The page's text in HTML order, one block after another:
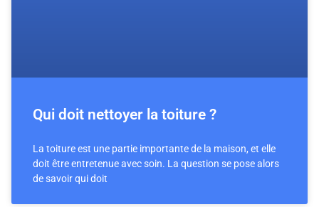
Qui doit nettoyer la toiture ?
La toiture est une partie importante de la maison, et elle
doit être entretenue avec soin. La question se pose alors
de savoir qui doit